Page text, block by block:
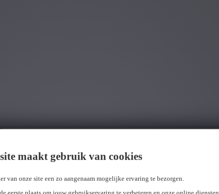
maakt gebruik van cookies
van onze site een zo aangenaam mogelijke ervaring te bezorgen.